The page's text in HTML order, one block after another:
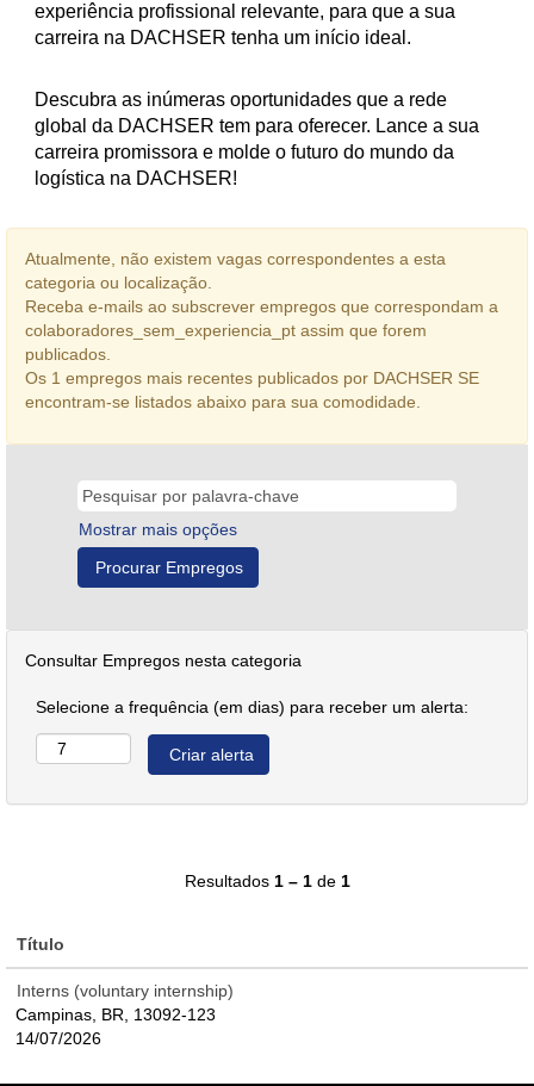
experiência profissional relevante, para que a sua
carreira na DACHSER tenha um início ideal.
Descubra as inúmeras oportunidades que a rede
global da DACHSER tem para oferecer. Lance a sua
carreira promissora e molde o futuro do mundo da
logística na DACHSER!
Atualmente, não existem vagas correspondentes a esta
categoria ou localização.
Receba e-mails ao subscrever empregos que correspondam a
colaboradores_sem_experiencia_pt assim que forem
publicados.
Os 1 empregos mais recentes publicados por DACHSER SE
encontram-se listados abaixo para sua comodidade.
Mostrar mais opções
Consultar Empregos nesta categoria
Selecione a frequência (em dias) para receber um alerta:
Resultados 1 – 1de 1
Título
Interns (voluntary internship)
Campinas, BR, 13092-123
14/07/2026